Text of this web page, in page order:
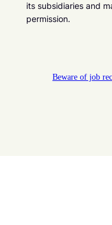
its subsidiaries and
permission.
Beware of job